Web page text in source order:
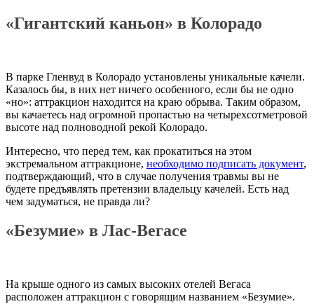
«Гигантский каньон» в Колорадо
В парке Гленвуд в Колорадо установлены уникальные качели.
Казалось бы, в них нет ничего особенного, если бы не одно
«но»: аттракцион находится на краю обрыва. Таким образом,
вы качаетесь над огромной пропастью на четырехсотметровой
высоте над полноводной рекой Колорадо.
Интересно, что перед тем, как прокатиться на этом
экстремальном аттракционе, необходимо подписать документ,
подтверждающий, что в случае получения травмы вы не
будете предъявлять претензии владельцу качелей. Есть над
чем задуматься, не правда ли?
«Безумие» в Лас-Вегасе
На крыше одного из самых высоких отелей Вегаса
расположен аттракцион с говорящим названием «Безумие».